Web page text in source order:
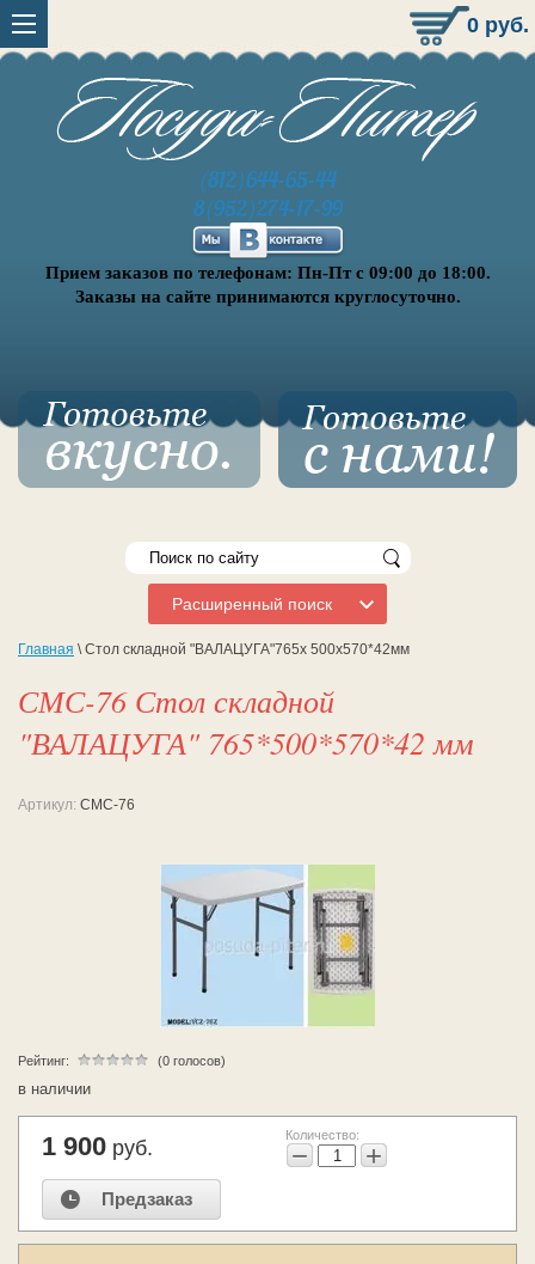
0 руб.
(812)644-65-44
8(952)274-17-99
Прием заказов по телефонам: Пн-Пт с 09:00 до 18:00.
Заказы на сайте принимаются круглосуточно.
Расширенный поиск
Главная \ Стол складной "ВАЛАЦУГА"765х 500х570*42мм
СМС-76 Стол складной
"ВАЛАЦУГА" 765*500*570*42 мм
Артикул: СМС-76
Рейтинг: (0 голосов)
в наличии
1 900 руб.
Количество:
− +
Предзаказ